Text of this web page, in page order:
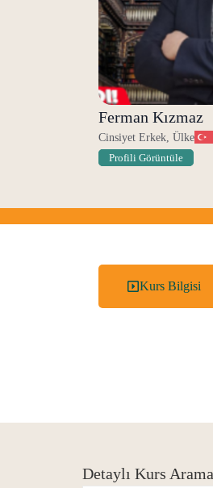
Ferman Kızmaz
Cinsiyet Erkek, Ülke
Profili Görüntüle
Kurs Bilgisi
Detaylı Kurs Arama